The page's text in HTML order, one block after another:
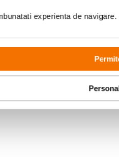
experienta de